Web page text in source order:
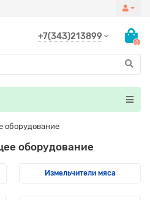
+7(343)213899
0
оборудование
оборудование
Измельчители мяса